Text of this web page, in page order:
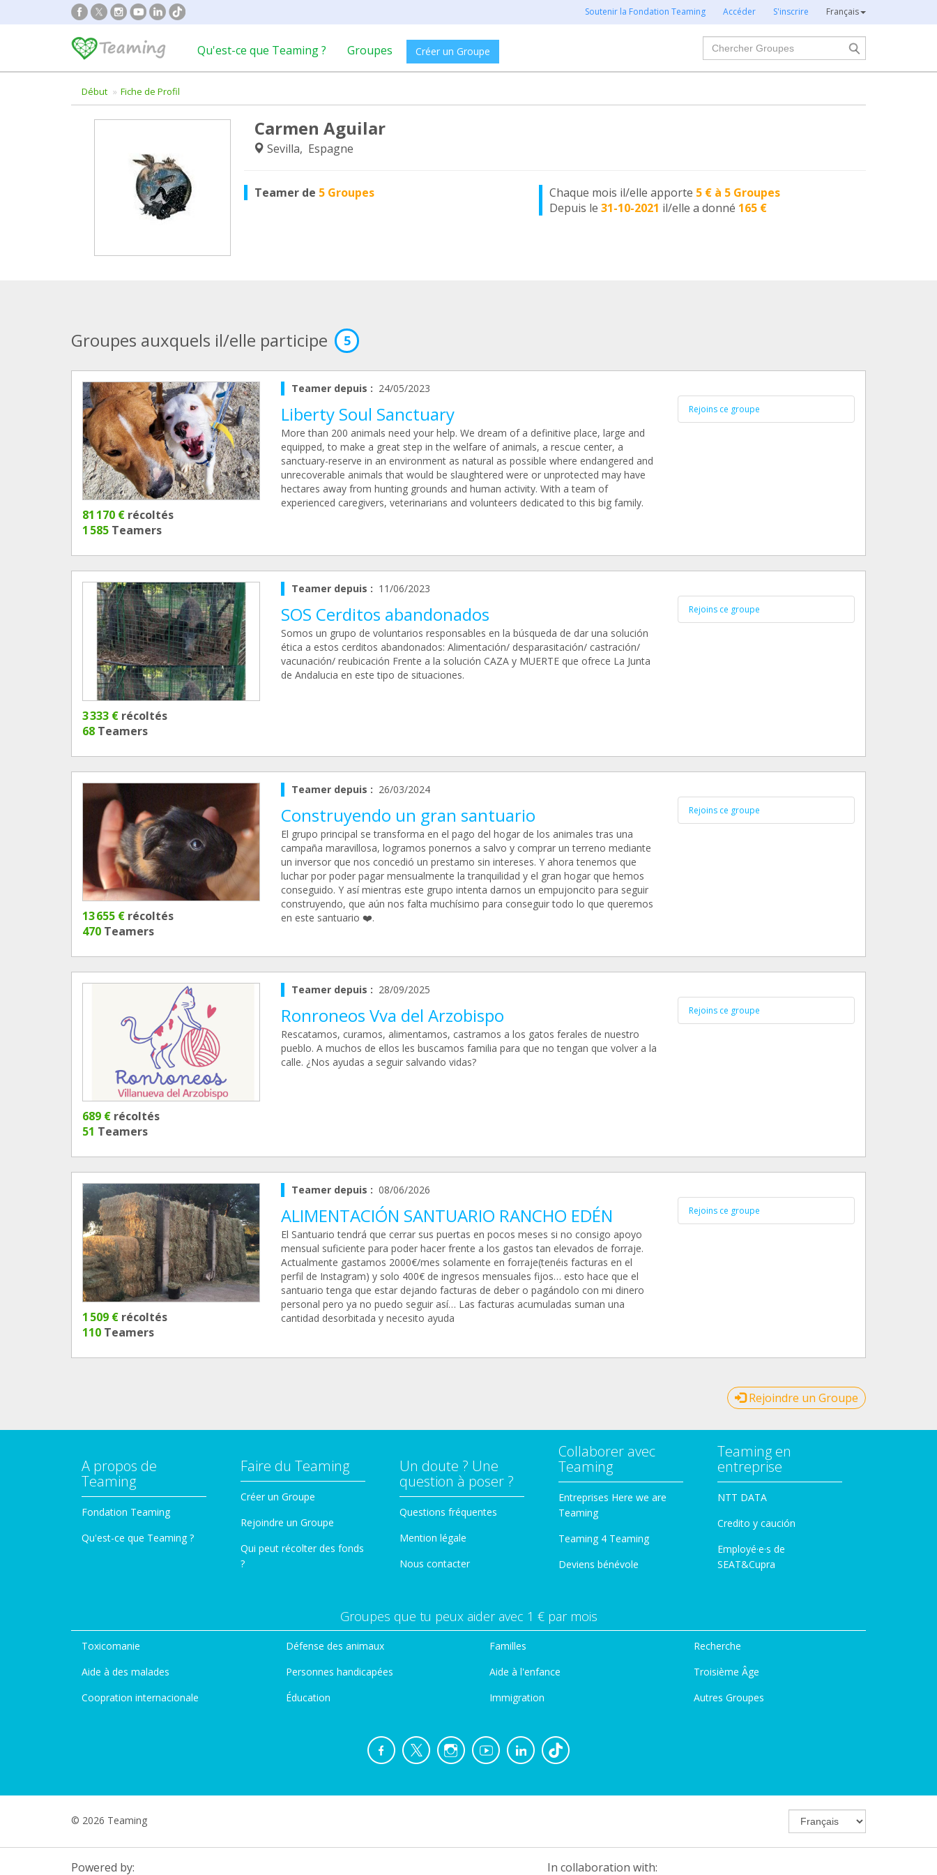
Soutenir la Fondation Teaming Accéder S'inscrire Français
Qu'est-ce que Teaming ? Groupes Créer un Groupe
Chercher
Début Fiche de Profil
Carmen Aguilar
Sevilla, Espagne
Teamer de 5 Groupes Chaque mois il/elle apporte 5 € à 5 Groupes
Depuis le31-10-2021 il/elle a donné 165 €
Groupes auxquels il/elle participe 5
81 170 € récoltés
1 585 Teamers
Teamer depuis : 24/05/2023
Liberty Soul Sanctuary
More than 200 animals need your help. We dream of a definitive place, large and
equipped, to make a great step in the welfare of animals, a rescue center, a
sanctuary-reserve in an environment as natural as possible where endangered and
unrecoverable animals that would be slaughtered were or unprotected may have
hectares away from hunting grounds and human activity. With a team of
experienced caregivers, veterinarians and volunteers dedicated to this big family.
Rejoins ce groupe
3 333 € récoltés
68 Teamers
Teamer depuis : 11/06/2023
SOS Cerditos abandonados
Somos un grupo de voluntarios responsables en la búsqueda de dar una solución
ética a estos cerditos abandonados: Alimentación/ desparasitación/ castración/
vacunación/ reubicación Frente a la solución CAZA y MUERTE que ofrece La Junta
de Andalucia en este tipo de situaciones.
Rejoins ce groupe
13 655 € récoltés
470 Teamers
Teamer depuis : 26/03/2024
Construyendo un gran santuario
El grupo principal se transforma en el pago del hogar de los animales tras una
campaña maravillosa, logramos ponernos a salvo y comprar un terreno mediante
un inversor que nos concedió un prestamo sin intereses. Y ahora tenemos que
luchar por poder pagar mensualmente la tranquilidad y el gran hogar que hemos
conseguido. Y así mientras este grupo intenta darnos un empujoncito para seguir
construyendo, que aún nos falta muchísimo para conseguir todo lo que queremos
en este santuario ❤️.
Rejoins ce groupe
689 € récoltés
51 Teamers
Teamer depuis : 28/09/2025
Ronroneos Vva del Arzobispo
Rescatamos, curamos, alimentamos, castramos a los gatos ferales de nuestro
pueblo. A muchos de ellos les buscamos familia para que no tengan que volver a la
calle. ¿Nos ayudas a seguir salvando vidas?
Rejoins ce groupe
1 509 € récoltés
110 Teamers
Teamer depuis : 08/06/2026
ALIMENTACIÓN SANTUARIO RANCHO EDÉN
El Santuario tendrá que cerrar sus puertas en pocos meses si no consigo apoyo
mensual suficiente para poder hacer frente a los gastos tan elevados de forraje.
Actualmente gastamos 2000€/mes solamente en forraje(tenéis facturas en el
perfil de Instagram) y solo 400€ de ingresos mensuales fijos… esto hace que el
santuario tenga que estar dejando facturas de deber o pagándolo con mi dinero
personal pero ya no puedo seguir así… Las facturas acumuladas suman una
cantidad desorbitada y necesito ayuda
Rejoins ce groupe
Rejoindre un Groupe
A propos de
Teaming
Fondation Teaming
Qu'est-ce que Teaming ?
Faire du Teaming
Créer un Groupe
Rejoindre un Groupe
Qui peut récolter des fonds
?
Un doute ? Une
question à poser ?
Questions fréquentes
Mention légale
Nous contacter
Collaborer avec
Teaming
Entreprises Here we are
Teaming
Teaming 4 Teaming
Deviens bénévole
Teaming en
entreprise
NTT DATA
Credito y caución
Employé·e·s de
SEAT&Cupra
Groupes que tu peux aider avec 1 € par mois
Toxicomanie
Aide à des malades
Coopration internacionale
Défense des animaux
Personnes handicapées
Éducation
Familles
Aide à l'enfance
Immigration
Recherche
Troisième Âge
Autres Groupes
© 2026 Teaming
Powered by: In collaboration with: